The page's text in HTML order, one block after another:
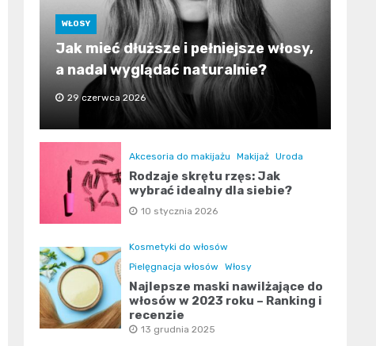
WŁOSY
Jak mieć dłuższe i pełniejsze włosy,
a nadal wyglądać naturalnie?
29 czerwca 2026
Akcesoria do makijażu Makijaż Uroda
Rodzaje skrętu rzęs: Jak
wybrać idealny dla siebie?
10 stycznia 2026
Kosmetyki do włosów
Pielęgnacja włosów
Włosy
Najlepsze maski nawilżające do
włosów w 2023 roku – Ranking i
recenzje
13 grudnia 2025